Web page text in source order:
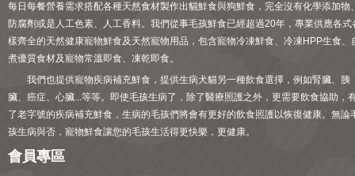
每日每餐營養需求搭配各種天然食材製作出貓鮮食與狗鮮食，完全沒有化學添加物
防腐劑或是人工色素、人工香料。我們從事毛孩鮮食已經超過20年，專業供應各式
樣齊全的天然健康寵物鮮食及天然寵物用品，包含寵物冷凍鮮食、冷凍HPP生食、
煮優質食材及寵物常溫即食、凍乾即食。
我們也提供寵物疾病補充鮮食，提供生病犬貓另一種飲食選擇，例如腎臟、胰
臟、癌症、心臟...等等。即使毛孩生病了，除了醫療照護之外，更需要飲食協助，
了老字號的疾病補充鮮食，生病的毛孩們將會有更好的飲食照護以恢復健康。無論
孩生病與否，寵物鮮食讓您的毛孩生活得更快樂，更健康。
會員專區